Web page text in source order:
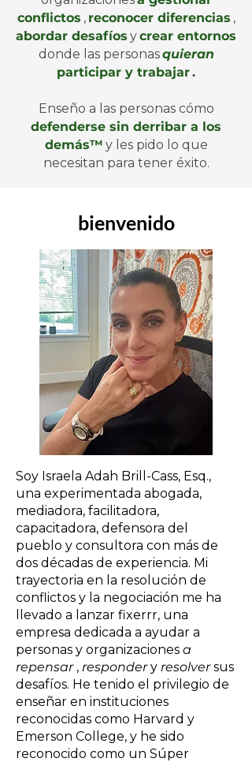
conflictos , reconocer diferencias ,
abordar desafíos ycrear entornos
donde las personasquieran
participar y trabajar.
Enseño a las personas cómo
defenderse sin derribar a los
demás™ y les pido lo que
necesitan para tener éxito.
bienvenido
Soy Israela Adah Brill-Cass, Esq.,
una experimentada abogada,
mediadora, facilitadora,
capacitadora, defensora del
pueblo y consultora con más de
dos décadas de experiencia. Mi
trayectoria en la resolución de
conflictos y la negociación me ha
llevado a lanzar fixerrr, una
empresa dedicada a ayudar a
personas y organizaciones a
repensar, respondery resolversus
desafíos. He tenido el privilegio de
enseñar en instituciones
reconocidas como Harvard y
Emerson College, y he sido
reconocido como un Súper